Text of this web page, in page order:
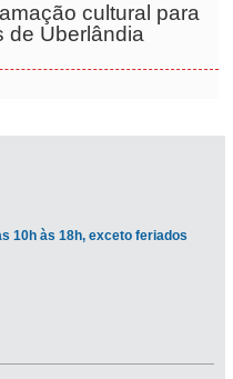
cultural para
de Uberlândia
10h às 18h, exceto feriados